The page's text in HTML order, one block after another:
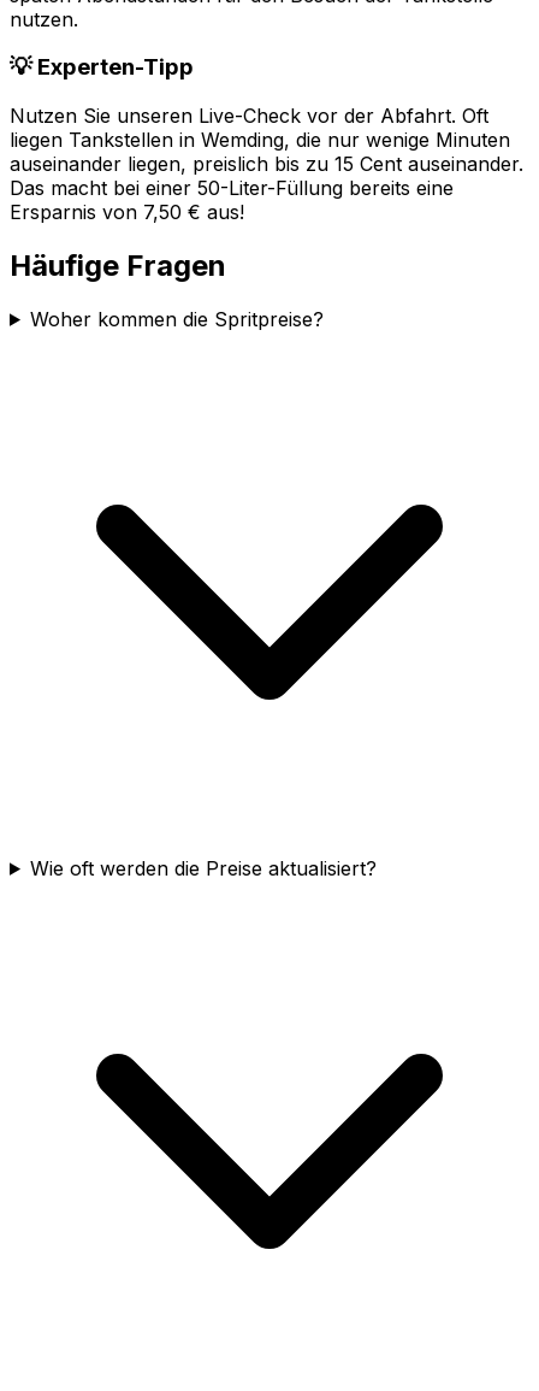
nutzen.
💡 Experten-Tipp
Nutzen Sie unseren Live-Check vor der Abfahrt. Oft
liegen Tankstellen in Wemding, die nur wenige Minuten
auseinander liegen, preislich bis zu 15 Cent auseinander.
Das macht bei einer 50-Liter-Füllung bereits eine
Ersparnis von 7,50 € aus!
Häufige Fragen
Woher kommen die Spritpreise?
Wie oft werden die Preise aktualisiert?